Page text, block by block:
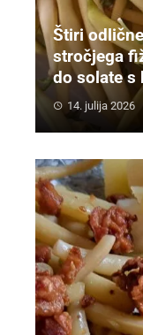
Štiri
stročjega
do solate s
14. julija 2026